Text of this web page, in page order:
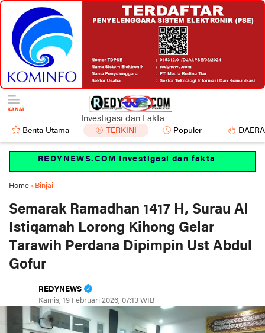
Investigasi dan Fakta
Berita Utama TERKINI Populer
REDYNEWS.COM Investigasi dan fakta
Home › Binjai
Semarak Ramadhan 1417 H, Surau Al
Istiqamah Lorong Kihong Gelar
Tarawih Perdana Dipimpin Ust Abdul
Gofur
REDYNEWS
Kamis, 19 Februari 2026, 07:13 WIB